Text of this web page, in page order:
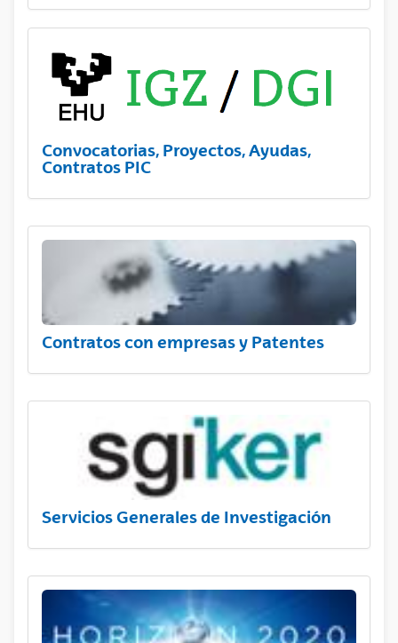
Convocatorias, Proyectos, Ayudas,
Contratos PIC
Contratos con empresas y Patentes
Servicios Generales de Investigación